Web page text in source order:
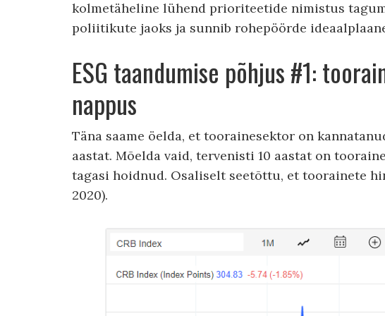
kolmetäheline lühend prioriteetide nimistus
poliitikute jaoks ja sunnib rohepöörde
ESG taandumise põhjus #1:
nappus
Täna saame öelda, et toorainesektor on
aastat. Mõelda vaid, tervenisti 10 aastat on
tagasi hoidnud. Osaliselt seetõttu, et toorainete
2020).